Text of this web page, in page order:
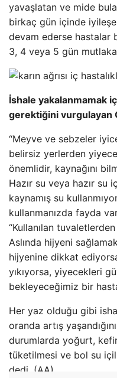
yavaşlatan ve mide
birkaç gün içinde
devam ederse hastalar
3, 4 veya 5 gün mutlaka
İshale yakalanmamak
gerektiğini vurgulayan
“Meyve ve sebzeler
belirsiz yerlerden
önemlidir, kaynağını
Hazır su veya hazır su
kaynamış su
kullanmanızda fayda
“Kullanılan
Aslında hijyeni
hijyenine dikkat
yıkıyorsa, yiyecekleri
bekleyeceğimiz bir
Her yaz olduğu gibi
oranda artış
durumlarda yoğurt,
tüketilmesi ve bol su
dedi. (AA)